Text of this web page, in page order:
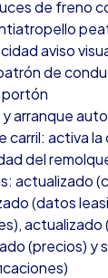
de freno
aviso
de
portón
arranque
carril: activa la
del
actualizado
(datos
actualizado
(precios) y